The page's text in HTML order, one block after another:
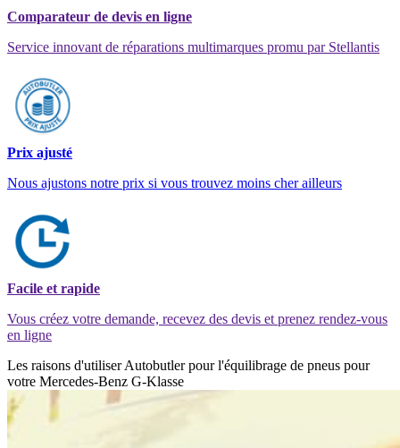
Comparateur de devis en ligne
Service innovant de réparations multimarques promu par Stellantis
Prix ajusté
Nous ajustons notre prix si vous trouvez moins cher ailleurs
Facile et rapide
Vous créez votre demande, recevez des devis et prenez rendez-vous
en ligne
Les raisons d'utiliser Autobutler pour l'équilibrage de pneus pour
votre Mercedes-Benz G-Klasse